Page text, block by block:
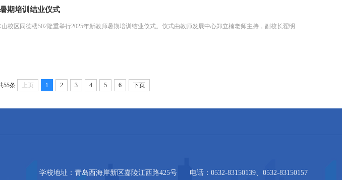
期培训结业仪式
校区同德楼502隆重举行2025年新教师暑期培训结业仪式。仪式由教师发展中心郑立楠老师主持，副校长翟明
55条 上页 1 2 3 4 5 6 下页
学校地址：青岛西海岸新区嘉陵江西路425号 电话：0532-83150139、0532-83150157